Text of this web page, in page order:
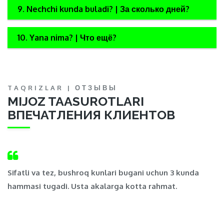
9. Nechchi kunda buladi? | За сколько дней?
10. Yana nima? | Что ещё?
TAQRIZLAR | ОТЗЫВЫ
MIJOZ TAASUROTLARI
ВПЕЧАТЛЕНИЯ КЛИЕНТОВ
Sifatli va tez, bushroq kunlari bugani uchun 3 kunda
hammasi tugadi. Usta akalarga kotta rahmat.